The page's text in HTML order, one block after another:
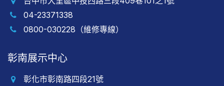
04-23371338
0800-030228（維修專線）
彰南展示中心
彰化市彰南路四段21號